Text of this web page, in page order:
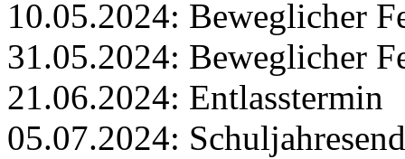
10.05.2024: Beweglicher
31.05.2024: Beweglicher
21.06.2024: Entlasstermin
05.07.2024: